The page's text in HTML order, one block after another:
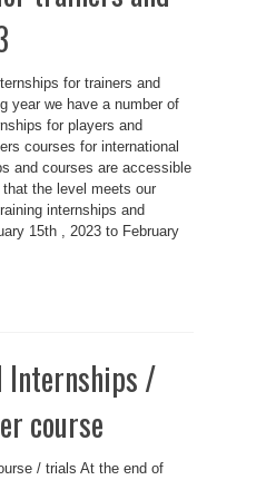
for trainers and
year we have a number of
for players and
courses for international
and courses are accessible
the level meets our
internships and
15th , 2023 to February
Internships /
course
/ trials At the end of